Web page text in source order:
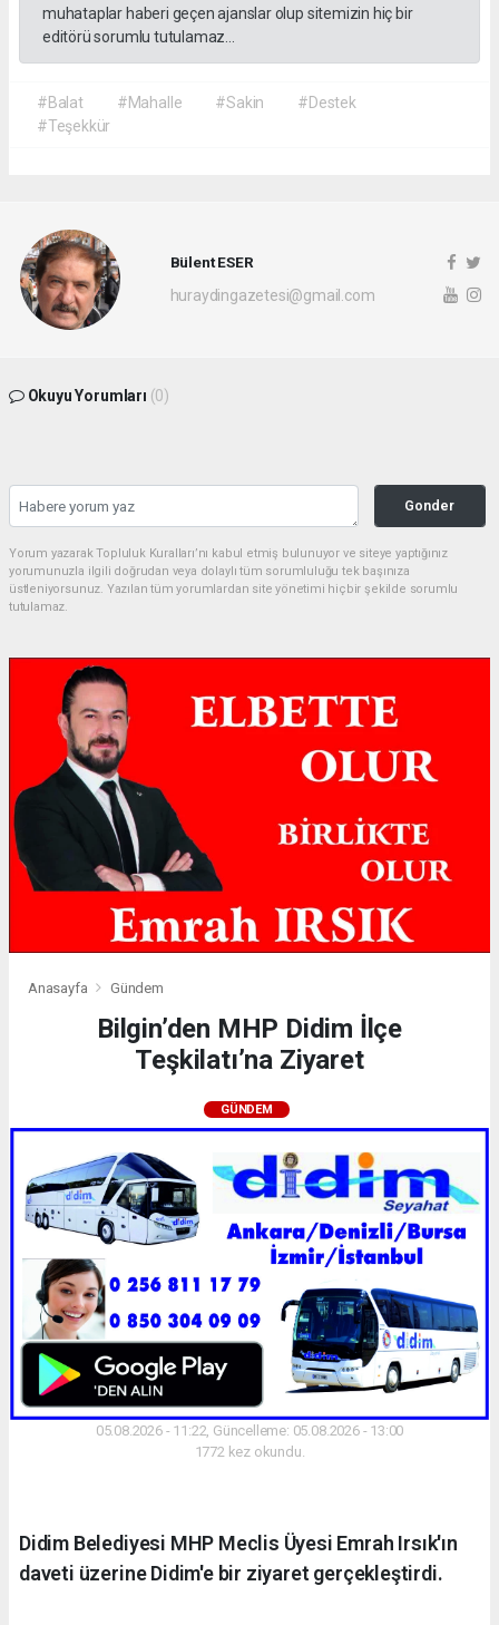
muhataplar haberi geçen ajanslar olup sitemizin hiç bir
editörü sorumlu tutulamaz...
#Balat #Mahalle #Sakin
#Destek
#Teşekkür
Bülent ESER
huraydingazetesi@gmail.com
Okuyu Yorumları (0)
Gonder
Yorum yazarak Topluluk Kuralları’nı kabul etmiş bulunuyor ve siteye yaptığınız
yorumunuzla ilgili doğrudan veya dolaylı tüm sorumluluğu tek başınıza
üstleniyorsunuz. Yazılan tüm yorumlardan site yönetimi hiçbir şekilde sorumlu
tutulamaz.
Anasayfa Gündem
Bilgin’den MHP Didim İlçe
Teşkilatı’na Ziyaret
GÜNDEM
05.08.2026 - 11:22, Güncelleme: 05.08.2026 - 13:00
1772 kez okundu.
Didim Belediyesi MHP Meclis Üyesi Emrah Irsık'ın
daveti üzerine Didim'e bir ziyaret gerçekleştirdi.